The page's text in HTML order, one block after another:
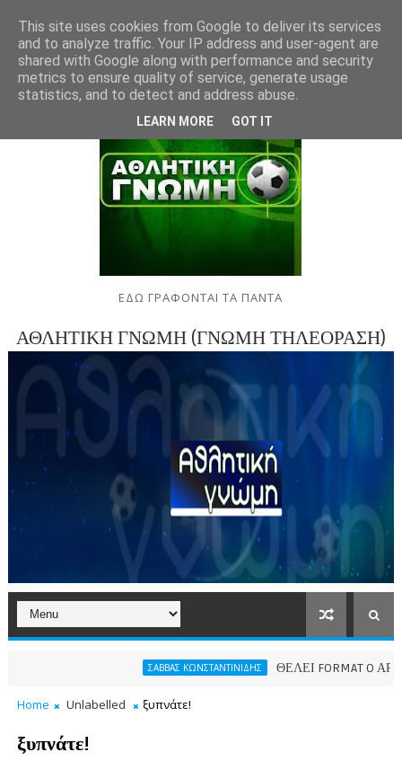
ΕΔΩ ΓΡΑΦΟΝΤΑΙ ΤΑ ΠΑΝΤΑ
ΑΘΛΗΤΙΚΗ ΓΝΩΜΗ (ΓΝΩΜΗ ΤΗΛΕΟΡΑΣΗ)
ΣΑΒΒΑΣ ΚΩΝΣΤΑΝΤΙΝΙΔΗΣ ΘΕΛΕΙ FORMAT O ΑΡΗΣ
Home Unlabelled ξυπνάτε!
ξυπνάτε!
This site uses cookies from Google to deliver its services
and to analyze traffic. Your IP address and user-agent are
shared with Google along with performance and security
metrics to ensure quality of service, generate usage
statistics, and to detect and address abuse.
LEARN MORE GOT IT